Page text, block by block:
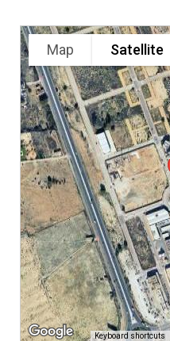
Map Satellite
Keyboard shortcuts